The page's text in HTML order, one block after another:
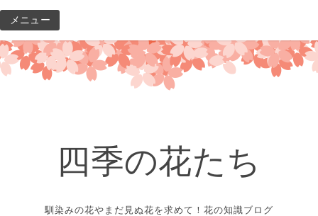
コ
ン
テ
ン
メニュー
四季の花たち
馴染みの花やまだ見ぬ花を求めて！花の知識ブログ